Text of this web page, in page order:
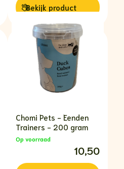
Bekijk product
Chomi Pets - Eenden
Trainers - 200 gram
Op voorraad
10,50